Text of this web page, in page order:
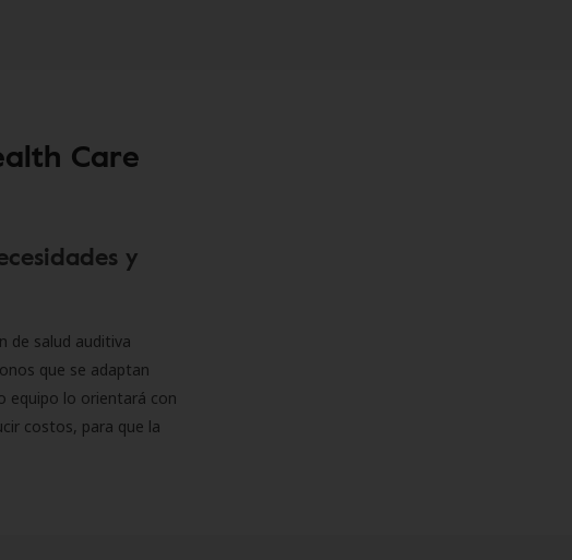
Care
y
de salud auditiva
que se adaptan
equipo lo orientará con
costos, para que la